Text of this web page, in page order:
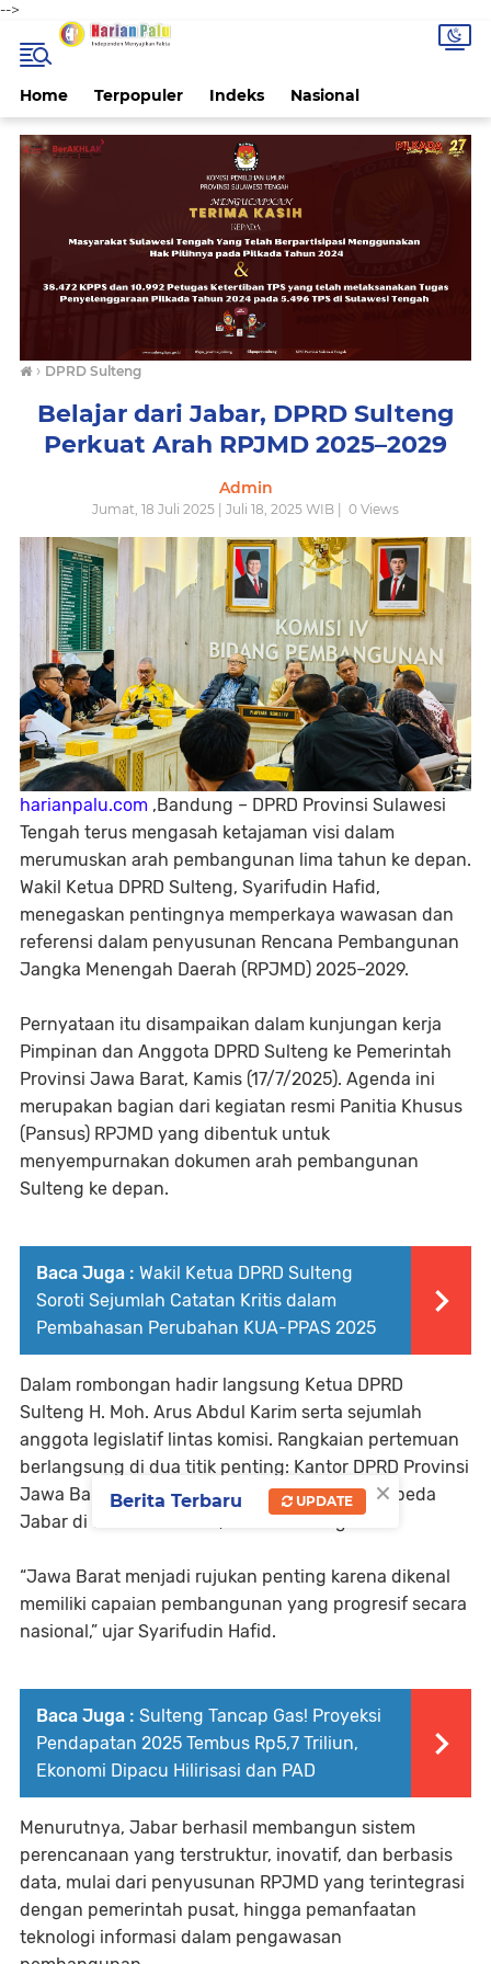
-->
Home Terpopuler Indeks Nasional
› DPRD Sulteng
Belajar dari Jabar, DPRD Sulteng
Perkuat Arah RPJMD 2025–2029
Admin
Jumat, 18 Juli 2025 | Juli 18, 2025 WIB | 0 Views
harianpalu.com ,Bandung – DPRD Provinsi Sulawesi
Tengah terus mengasah ketajaman visi dalam
merumuskan arah pembangunan lima tahun ke depan.
Wakil Ketua DPRD Sulteng, Syarifudin Hafid,
menegaskan pentingnya memperkaya wawasan dan
referensi dalam penyusunan Rencana Pembangunan
Jangka Menengah Daerah (RPJMD) 2025–2029.
Pernyataan itu disampaikan dalam kunjungan kerja
Pimpinan dan Anggota DPRD Sulteng ke Pemerintah
Provinsi Jawa Barat, Kamis (17/7/2025). Agenda ini
merupakan bagian dari kegiatan resmi Panitia Khusus
(Pansus) RPJMD yang dibentuk untuk
menyempurnakan dokumen arah pembangunan
Sulteng ke depan.
Baca Juga : Wakil Ketua DPRD Sulteng
Soroti Sejumlah Catatan Kritis dalam
Pembahasan Perubahan KUA-PPAS 2025
Dalam rombongan hadir langsung Ketua DPRD
Sulteng H. Moh. Arus Abdul Karim serta sejumlah
anggota legislatif lintas komisi. Rangkaian pertemuan
berlangsung di dua titik penting: Kantor DPRD Provinsi
Jawa Barat di Jl. Diponegoro, dan Kantor Bappeda
Jabar di Jl. Ir. H. Juanda, Kota Bandung.
“Jawa Barat menjadi rujukan penting karena dikenal
memiliki capaian pembangunan yang progresif secara
nasional,” ujar Syarifudin Hafid.
Baca Juga : Sulteng Tancap Gas! Proyeksi
Pendapatan 2025 Tembus Rp5,7 Triliun,
Ekonomi Dipacu Hilirisasi dan PAD
Menurutnya, Jabar berhasil membangun sistem
perencanaan yang terstruktur, inovatif, dan berbasis
data, mulai dari penyusunan RPJMD yang terintegrasi
dengan pemerintah pusat, hingga pemanfaatan
teknologi informasi dalam pengawasan
×
Berita Terbaru UPDATE